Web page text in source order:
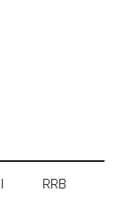
RRB